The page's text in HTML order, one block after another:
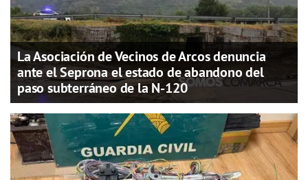
La Asociación de Vecinos de Arcos denuncia
ante el Seprona el estado de abandono del
paso subterráneo de la N-120